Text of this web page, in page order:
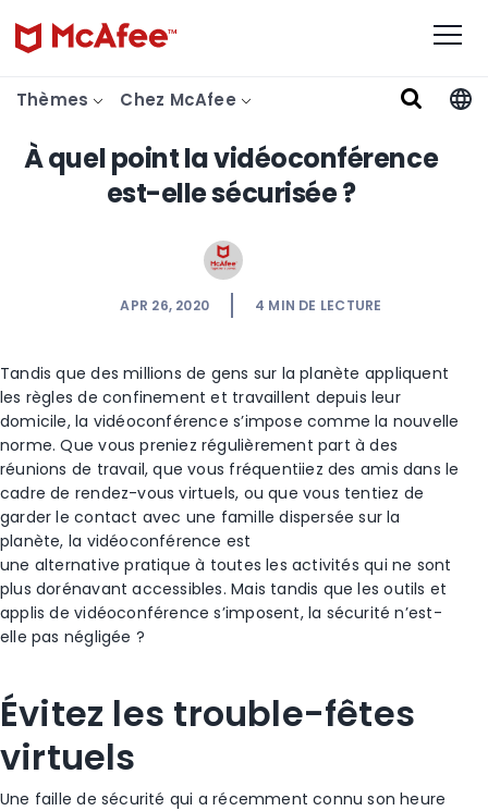
Thèmes Chez McAfee
À quel point la vidéoconférence
est-elle sécurisée ?
APR 26, 2020 4 MIN DE LECTURE
Tandis que des millions de gens sur la planète appliquent
les règles de confinement et travaillent depuis leur
domicile, la vidéoconférence s’impose comme la nouvelle
norme. Que vous preniez régulièrement part à des
réunions de travail, que vous fréquentiiez des amis dans le
cadre de rendez-vous virtuels, ou que vous tentiez de
garder le contact avec une famille dispersée sur la
planète, la vidéoconférence est
une alternative pratique à toutes les activités qui ne sont
plus dorénavant accessibles. Mais tandis que les outils et
applis de vidéoconférence s’imposent, la sécurité n’est-
elle pas négligée ?
Évitez les trouble-fêtes
virtuels
Une faille de sécurité qui a récemment connu son heure